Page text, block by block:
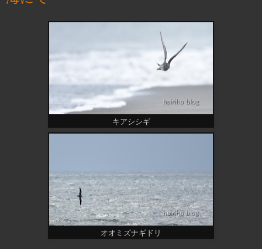
キアシシギ
オオミズナギドリ